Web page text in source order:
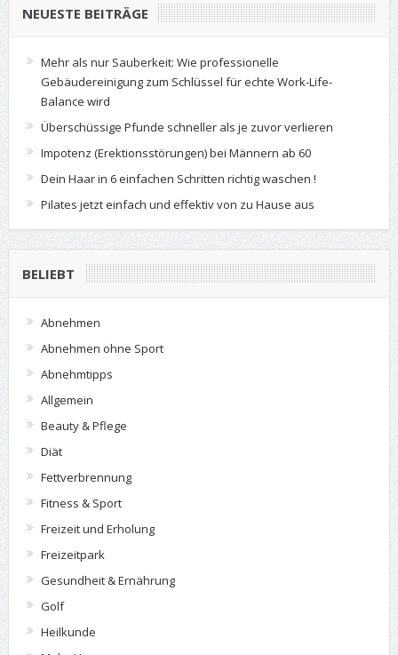
NEUESTE BEITRÄGE
Mehr als nur Sauberkeit: Wie professionelle
Gebäudereinigung zum Schlüssel für echte Work-Life-
Balance wird
Überschüssige Pfunde schneller als je zuvor verlieren
Impotenz (Erektionsstörungen) bei Männern ab 60
Dein Haar in 6 einfachen Schritten richtig waschen !
Pilates jetzt einfach und effektiv von zu Hause aus
BELIEBT
Abnehmen
Abnehmen ohne Sport
Abnehmtipps
Allgemein
Beauty & Pflege
Diät
Fettverbrennung
Fitness & Sport
Freizeit und Erholung
Freizeitpark
Gesundheit & Ernährung
Golf
Heilkunde